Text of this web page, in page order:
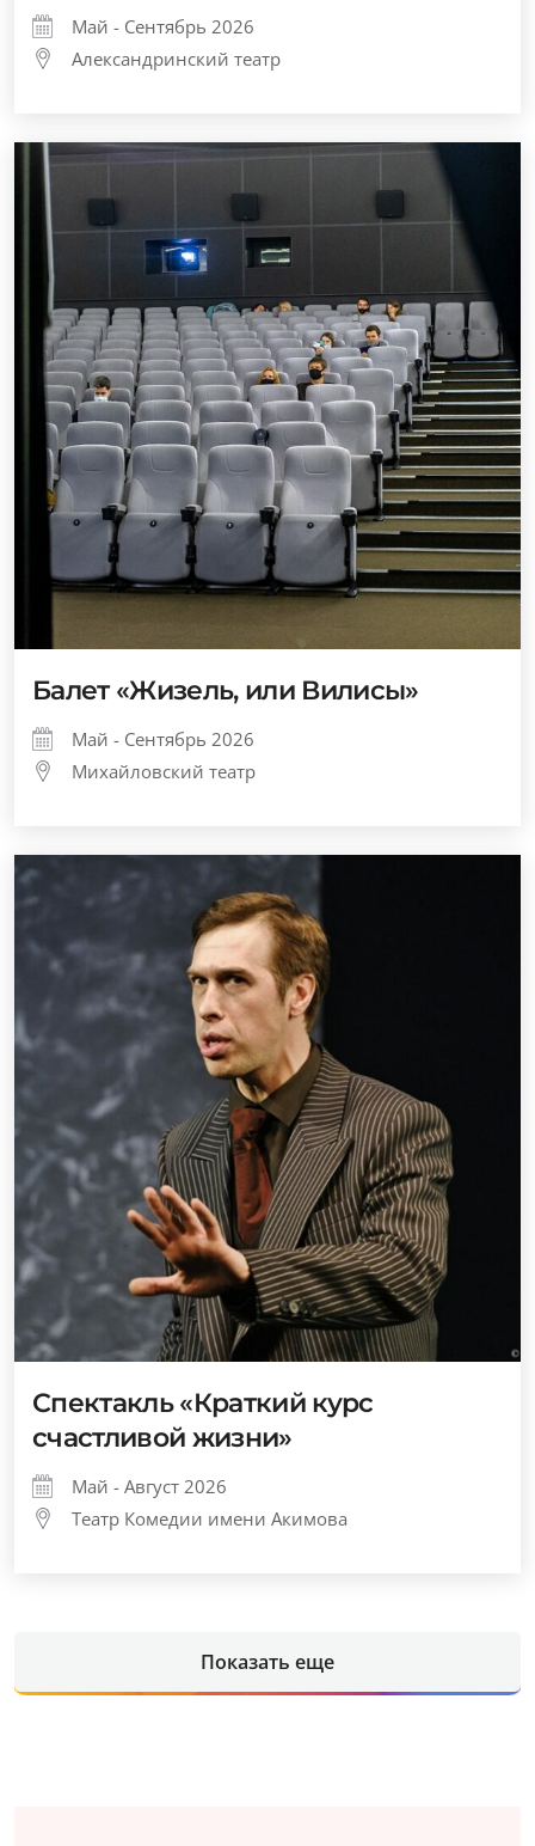
Май - Сентябрь 2026
Александринский театр
Балет «Жизель, или Вилисы»
Май - Сентябрь 2026
Михайловский театр
Спектакль «Краткий курс
счастливой жизни»
Май - Август 2026
Театр Комедии имени Акимова
Показать еще